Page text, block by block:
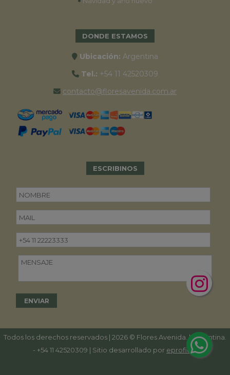
DONDE ESTAMOS
Ubicación: Argentina
Tel.: +54 11 42520309
contacto@floresavenida.com.ar
ESCRIBINOS
Todos los derechos reservados | 2026 © Flores Avenida. | Argentina.
- +54 11 42520309 | Sitio desarrollado por eproficio